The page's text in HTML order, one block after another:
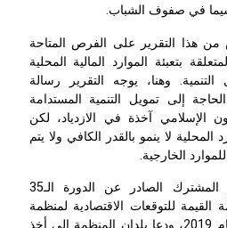
في صفوف الشباب.
هذا التقرير على الفرص المتاحة
بتعبئة الموارد المالية المحلية
وهنا، يوجه التقرير رسالة
إلى تمويل التنمية المستدامة
الإسلامي آخذة في الازدياد، لكن
لا ينمو بالقدر الكافي ولا يتم
الخارجية.
وقد اعترف القرار المشترك الصادر عن الدورة الـ35
للتوقعات الاقتصادية لمنظمة